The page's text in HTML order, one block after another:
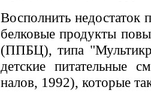
Восполнить недостаток
белковые продукты
(ППБЦ), типа
детские
налов, 1992), которые